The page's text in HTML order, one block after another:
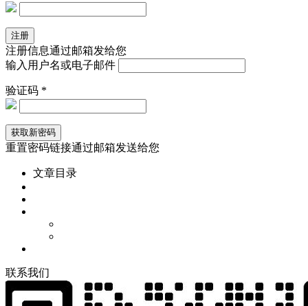
注册信息通过邮箱发给您
输入用户名或电子邮件
验证码 *
重置密码链接通过邮箱发送给您
文章目录
联系我们